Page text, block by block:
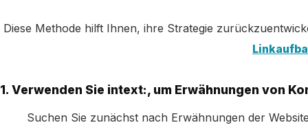
Diese Methode hilft Ihnen, ihre Strategie
1. Verwenden Sie intext:, um Erwähnungen von
Suchen Sie zunächst nach Erwähnungen der